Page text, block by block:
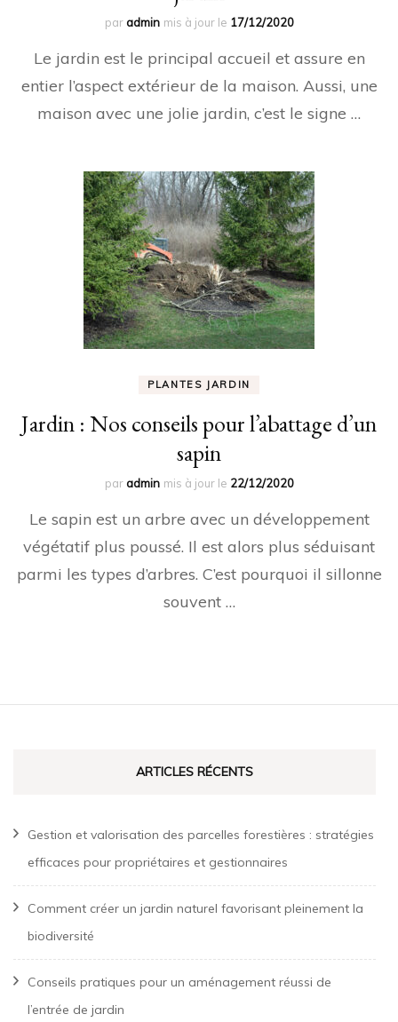
paradmin mis à jour le 17/12/2020
Le jardin est le principal accueil et assure en
entier l’aspect extérieur de la maison. Aussi, une
maison avec une jolie jardin, c’est le signe …
PLANTES JARDIN
Jardin : Nos conseils pour l’abattage d’un
sapin
paradmin mis à jour le 22/12/2020
Le sapin est un arbre avec un développement
végétatif plus poussé. Il est alors plus séduisant
parmi les types d’arbres. C’est pourquoi il sillonne
souvent …
ARTICLES RÉCENTS
Gestion et valorisation des parcelles forestières : stratégies
efficaces pour propriétaires et gestionnaires
Comment créer un jardin naturel favorisant pleinement la
biodiversité
Conseils pratiques pour un aménagement réussi de
l’entrée de jardin